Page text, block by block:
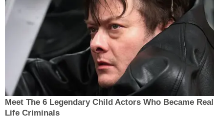
Meet The 6 Legendary Child Actors Who Became Real
Life Criminals